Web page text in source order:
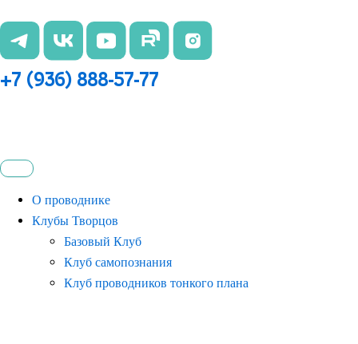
к
содержимому
+7 (936) 888-57-77
О проводнике
Клубы Творцов
Базовый Клуб
Клуб самопознания
Клуб проводников тонкого плана